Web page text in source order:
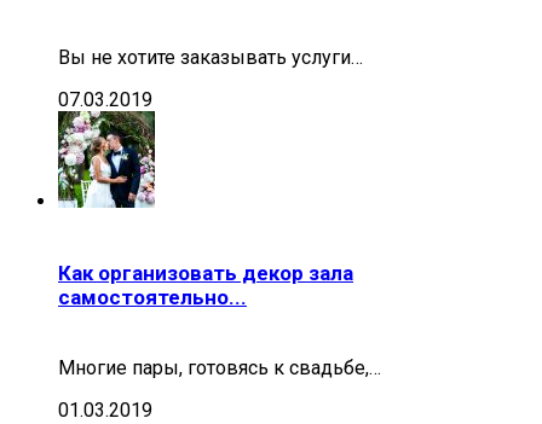
Вы не хотите заказывать услуги…
07.03.2019
Как организовать декор зала
самостоятельно...
Многие пары, готовясь к свадьбе,…
01.03.2019